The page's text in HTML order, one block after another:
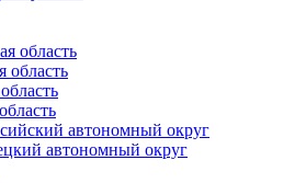
область
область
автономный округ
автономный округ